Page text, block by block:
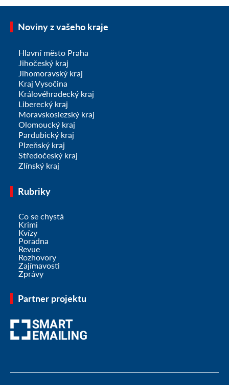
Noviny z vašeho kraje
Hlavní město Praha
Jihočeský kraj
Jihomoravský kraj
Kraj Vysočina
Královéhradecký kraj
Liberecký kraj
Moravskoslezský kraj
Olomoucký kraj
Pardubický kraj
Plzeňský kraj
Středočeský kraj
Zlínský kraj
Rubriky
Co se chystá
Krimi
Kvízy
Poradna
Revue
Rozhovory
Zajímavosti
Zprávy
Partner projektu